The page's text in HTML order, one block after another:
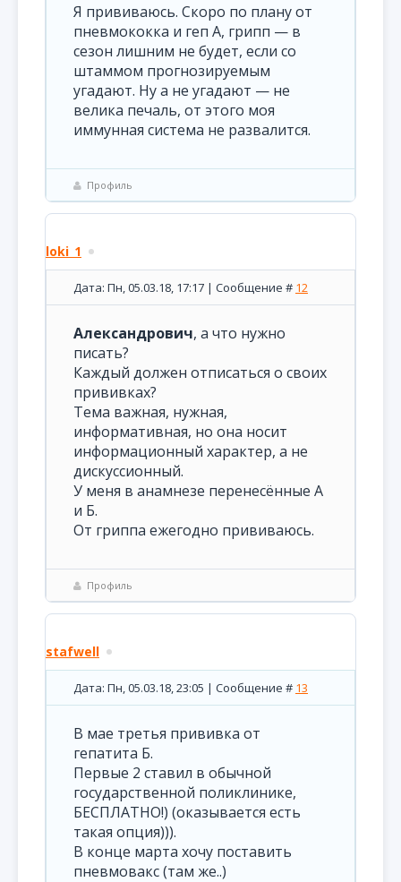
Я прививаюсь. Скоро по плану от
пневмококка и геп А, грипп — в
сезон лишним не будет, если со
штаммом прогнозируемым
угадают. Ну а не угадают — не
велика печаль, от этого моя
иммунная система не развалится.
Профиль
loki_1
Дата: Пн, 05.03.18, 17:17 | Сообщение # 12
Александрович, а что нужно
писать?
Каждый должен отписаться о своих
прививках?
Тема важная, нужная,
информативная, но она носит
информационный характер, а не
дискуссионный.
У меня в анамнезе перенесённые А
и Б.
От гриппа ежегодно прививаюсь.
Профиль
stafwell
Дата: Пн, 05.03.18, 23:05 | Сообщение # 13
В мае третья прививка от
гепатита Б.
Первые 2 ставил в обычной
государственной поликлинике,
БЕСПЛАТНО!) (оказывается есть
такая опция))).
В конце марта хочу поставить
пневмовакс (там же..)